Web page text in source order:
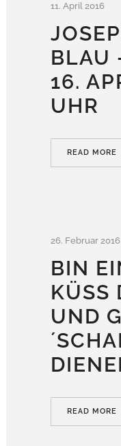
11. April 2016
BLAU
16.
UHR
READ MORE
26. Februar 2016
BIN
KÜSS
ND G´
IENER
READ MORE